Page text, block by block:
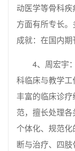
动医学等骨科
方面有所专长
成就：在国内期
4、周宏宇
科临床与教学
丰富的临床诊
范，擅长处理
个体化、规范
断与治疗、四肢